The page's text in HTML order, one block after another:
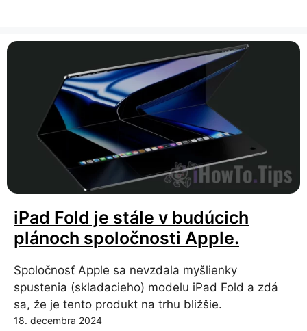
iPad Fold je stále v budúcich
plánoch spoločnosti Apple.
Spoločnosť Apple sa nevzdala myšlienky
spustenia (skladacieho) modelu iPad Fold a zdá
sa, že je tento produkt na trhu bližšie.
18. decembra 2024